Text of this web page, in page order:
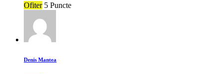
Ofiter 5 Puncte
Denis Mantea